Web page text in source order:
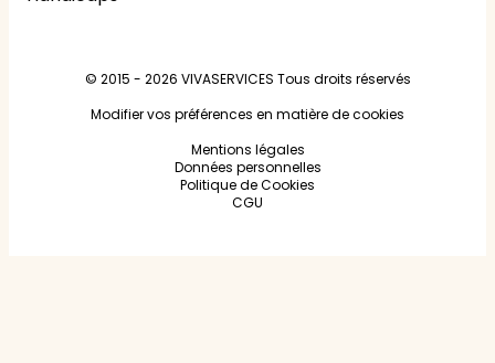
© 2015 - 2026 VIVASERVICES Tous droits réservés
Modifier vos préférences en matière de cookies
Mentions légales
Données personnelles
Politique de Cookies
CGU